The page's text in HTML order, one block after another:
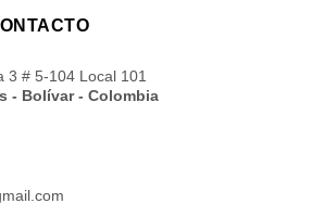
3 # 5-104 Local 101
- Bolívar - Colombia